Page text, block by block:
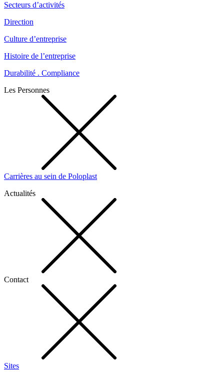
Secteurs d’activités
Direction
Culture d’entreprise
Histoire de l’entreprise
Durabilité . Compliance
Les Personnes
Carrières au sein de Poloplast
Actualités
Contact
Sites